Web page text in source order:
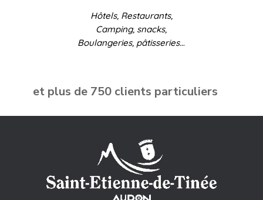
Hôtels, Restaurants,
Camping, snacks,
Boulangeries, pâtisseries…
et plus de 750 clients particuliers